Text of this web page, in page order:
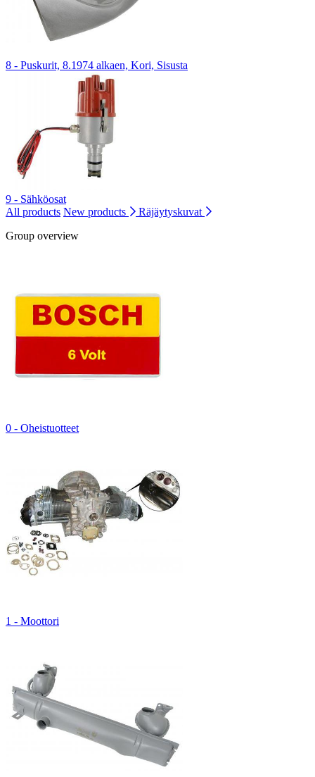
8 - Puskurit, 8.1974 alkaen, Kori, Sisusta
9 - Sähköosat
All products New products
Räjäytyskuvat
Group overview
0 - Oheistuotteet
1 - Moottori